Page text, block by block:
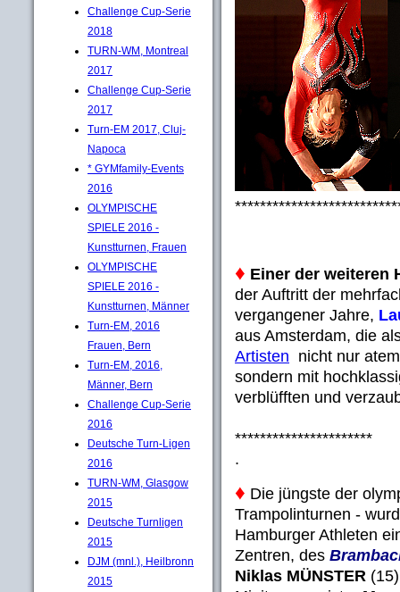
Challenge Cup-Serie
2018
TURN-WM, Montreal
2017
Challenge Cup-Serie
2017
Turn-EM 2017, Cluj-
Napoca
* GYMfamily-Events
2016
OLYMPISCHE
SPIELE 2016 -
Kunstturnen, Frauen
OLYMPISCHE
SPIELE 2016 -
Kunstturnen, Männer
Turn-EM, 2016
Frauen, Bern
Turn-EM, 2016,
Männer, Bern
Challenge Cup-Serie
2016
Deutsche Turn-Ligen
2016
TURN-WM, Glasgow
2015
Deutsche Turnligen
2015
DJM (mnl.), Heilbronn
2015
♦ Einer der weiteren
der Auftritt der
vergangener Jahre,
aus Amsterdam, die
Artisten nicht nur
sondern mit
verblüfften und
**********************
.
♦ Die jüngste der
Trampolinturnen -
Hamburger Athleten
Zentren, des
Niklas MÜNSTER